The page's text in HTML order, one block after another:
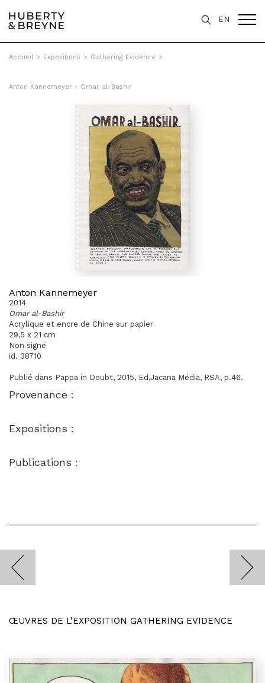
EN
Accueil > Expositions > Gathering Evidence >
Anton Kannemeyer - Omar al-Bashir
Anton Kannemeyer
2014
Omar al-Bashir
Acrylique et encre de Chine sur papier
29,5 x 21 cm
Non signé
id. 38710
Publié dans Pappa in Doubt, 2015, Ed,Jacana Média, RSA, p.46.
Provenance :
Expositions :
Publications :
ŒUVRES DE L'EXPOSITION GATHERING EVIDENCE